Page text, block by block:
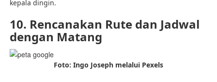
kepala dingin.
10. Rencanakan Rute dan Jadwal
dengan Matang
Foto: Ingo Joseph melalui Pexels